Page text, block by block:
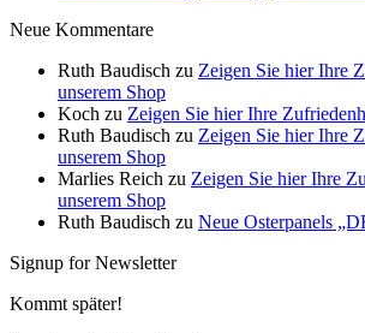
Neue Kommentare
Ruth Baudisch zu Zeigen Sie hier Ihre
unserem Shop
Koch zu Zeigen Sie hier Ihre
Ruth Baudisch zu Zeigen Sie hier Ihre
unserem Shop
Marlies Reich zu Zeigen Sie hier Ihre
unserem Shop
Ruth Baudisch zu Neue Osterpanels
Signup for Newsletter
Kommt später!